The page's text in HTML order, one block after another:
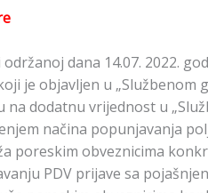
dana 14.07. 2022.
je objavljen u „Službenom
dodatnu vrijednost u
načina popunjavanja
poreskim obveznicima
PDV prijave sa